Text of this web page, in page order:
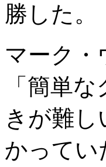
勝した。
マーク・
「簡単
きが難
かってい